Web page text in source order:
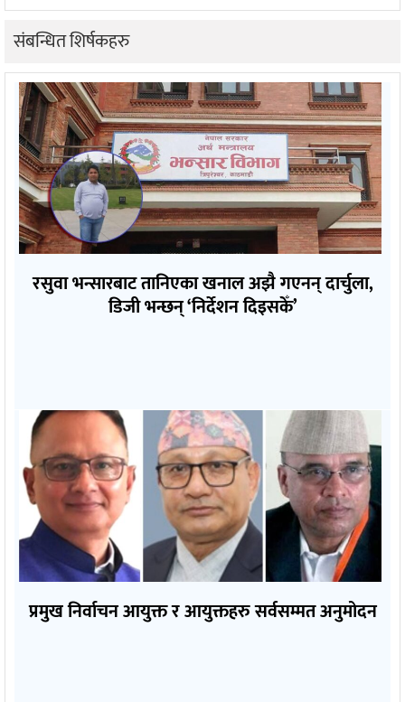
संबन्धित शिर्षकहरु
रसुवा भन्सारबाट तानिएका खनाल अझै गएनन् दार्चुला,
डिजी भन्छन् ‘निर्देशन दिइसकेँ’
प्रमुख निर्वाचन आयुक्त र आयुक्तहरु सर्वसम्मत अनुमोदन